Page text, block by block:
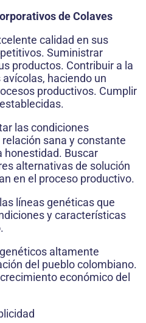
de Colaves
calidad en sus
Suministrar
productos. Contribuir a la
haciendo un
productivos. Cumplir
las condiciones
sana y constante
honestidad. Buscar
alternativas de solución
en el proceso productivo.
líneas genéticas que
y características
altamente
del pueblo colombiano.
económico del